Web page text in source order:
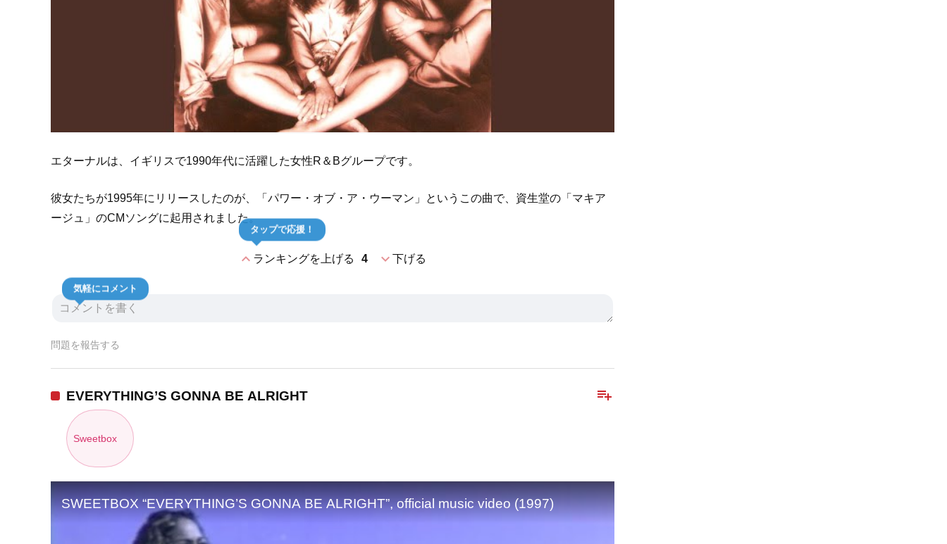
エターナルは、イギリスで1990年代に活躍した女性R＆Bグループです。
彼女たちが1995年にリリースしたのが、「パワー・オブ・ア・ウーマン」というこの曲で、資生堂の「マキア
ージュ」のCMソングに起用されました。
expand_lessランキングを上げる 4
タップで応援！
expand_more下げる
気軽にコメント
問題を報告する
playlist_add
EVERYTHING’S GONNA BE ALRIGHT
Sweetbox
SWEETBOX “EVERYTHING’S GONNA BE ALRIGHT”, official music video (1997)